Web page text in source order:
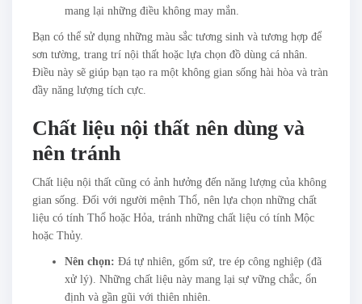
mang lại những điều không may mắn.
Bạn có thể sử dụng những màu sắc tương sinh và tương hợp để
sơn tường, trang trí nội thất hoặc lựa chọn đồ dùng cá nhân.
Điều này sẽ giúp bạn tạo ra một không gian sống hài hòa và tràn
đầy năng lượng tích cực.
Chất liệu nội thất nên dùng và
nên tránh
Chất liệu nội thất cũng có ảnh hưởng đến năng lượng của không
gian sống. Đối với người mệnh Thổ, nên lựa chọn những chất
liệu có tính Thổ hoặc Hỏa, tránh những chất liệu có tính Mộc
hoặc Thủy.
Nên chọn: Đá tự nhiên, gốm sứ, tre ép công nghiệp (đã
xử lý). Những chất liệu này mang lại sự vững chắc, ổn
định và gần gũi với thiên nhiên.